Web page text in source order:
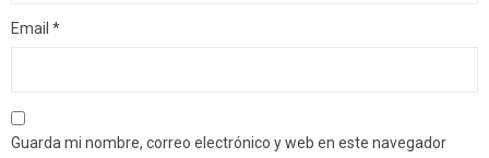
Email *
Guarda mi nombre, correo electrónico y web en este navegador